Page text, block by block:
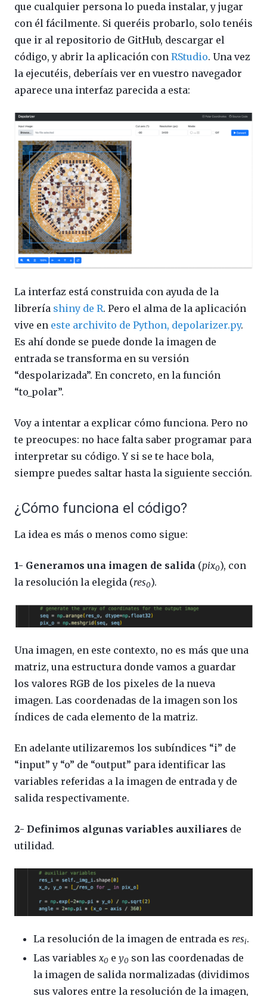
que cualquier persona lo pueda instalar, y jugar
con él fácilmente. Si queréis probarlo, solo tenéis
que ir al repositorio de GitHub, descargar el
código, y abrir la aplicación con RStudio. Una vez
la ejecutéis, deberíais ver en vuestro navegador
aparece una interfaz parecida a esta:
La interfaz está construida con ayuda de la
librería shiny de R. Pero el alma de la aplicación
vive en este archivito de Python, depolarizer.py.
Es ahí donde se puede donde la imagen de
entrada se transforma en su versión
“despolarizada”. En concreto, en la función
“to_polar”.
Voy a intentar a explicar cómo funciona. Pero no
te preocupes: no hace falta saber programar para
interpretar su código. Y si se te hace bola,
siempre puedes saltar hasta la siguiente sección.
¿Cómo funciona el código?
La idea es más o menos como sigue:
1- Generamos una imagen de salida (pix0), con
la resolución la elegida (res0).
Una imagen, en este contexto, no es más que una
matriz, una estructura donde vamos a guardar
los valores RGB de los pixeles de la nueva
imagen. Las coordenadas de la imagen son los
índices de cada elemento de la matriz.
En adelante utilizaremos los subíndices “i” de
“input” y “o” de “output” para identificar las
variables referidas a la imagen de entrada y de
salida respectivamente.
2- Definimos algunas variables auxiliares de
utilidad.
La resolución de la imagen de entrada es resi.
Las variables x0 e y0 son las coordenadas de
la imagen de salida normalizadas (dividimos
sus valores entre la resolución de la imagen,